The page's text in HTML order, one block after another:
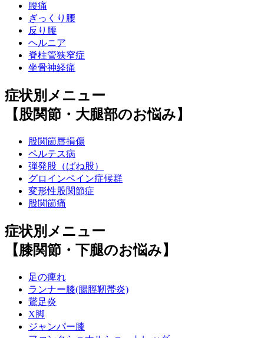
腰痛
ぎっくり腰
反り腰
ヘルニア
脊柱管狭窄症
坐骨神経痛
症状別メニュー
【股関節・大腿部のお悩み】
股関節唇損傷
ペルテス病
弾発股（ばね股）
グロインペイン症候群
変形性股関節症
股関節痛
症状別メニュー
【膝関節・下腿のお悩み】
足の痺れ
ランナー膝(腸脛靭帯炎)
鵞足炎
X脚
ジャンパー膝